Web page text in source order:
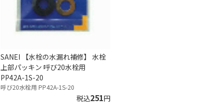
SANEI 【水栓の水漏れ補修】 水栓
上部パッキン 呼び20水栓用
PP42A-1S-20
呼び20水栓用 PP42A-1S-20
税込251円